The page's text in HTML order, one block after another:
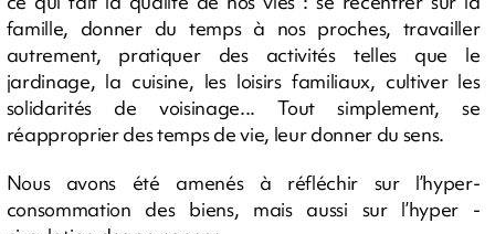
famille, donner du temps à nos proches, travailler
autrement, pratiquer des activités telles que le
jardinage, la cuisine, les loisirs familiaux, cultiver les
solidarités de voisinage... Tout simplement, se
réapproprier des temps de vie, leur donner du sens.
Nous avons été amenés à réfléchir sur l’hyper-
consommation des biens, mais aussi sur l’hyper -